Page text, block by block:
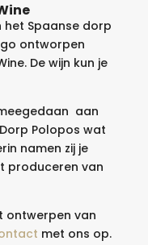
het Spaanse dorp
ontworpen
De wijn kun je
aan
Polopos wat
namen zij je
produceren van
ontwerpen van
met ons op.